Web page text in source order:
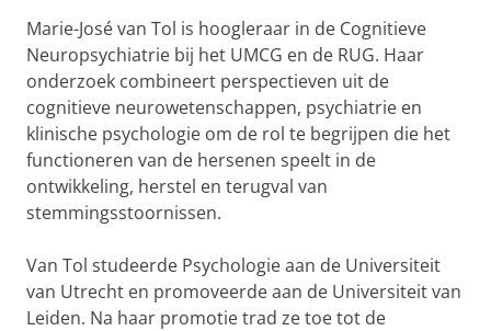
Marie-José van Tol is hoogleraar in de Cognitieve
Neuropsychiatrie bij het UMCG en de RUG. Haar
onderzoek combineert perspectieven uit de
cognitieve neurowetenschappen, psychiatrie en
klinische psychologie om de rol te begrijpen die het
functioneren van de hersenen speelt in de
ontwikkeling, herstel en terugval van
stemmingsstoornissen.
Van Tol studeerde Psychologie aan de Universiteit
van Utrecht en promoveerde aan de Universiteit van
Leiden. Na haar promotie trad ze toe tot de